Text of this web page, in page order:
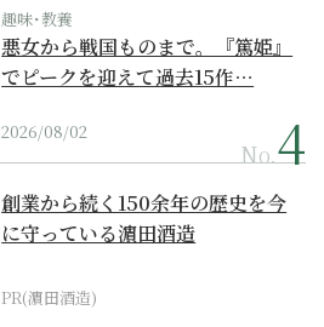
趣味･教養
悪女から戦国ものまで。『篤姫』
でピークを迎えて過去15作…
2026/08/02
No.
創業から続く150余年の歴史を今
に守っている濵田酒造
PR(濵田酒造)